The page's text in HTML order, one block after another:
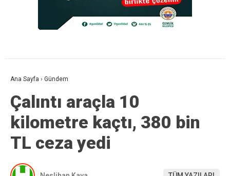
Ana Sayfa › Gündem
Çalıntı araçla 10
kilometre kaçtı, 380 bin
TL ceza yedi